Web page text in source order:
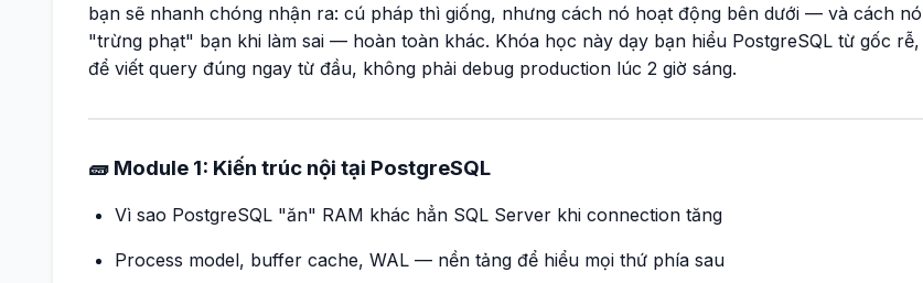
bạn sẽ nhanh chóng nhận ra: cú pháp thì giống, nhưng cách nó hoạt động bên dưới — và cách nó
"trừng phạt" bạn khi làm sai — hoàn toàn khác. Khóa học này dạy bạn hiểu PostgreSQL từ gốc rễ,
để viết query đúng ngay từ đầu, không phải debug production lúc 2 giờ sáng.
🧱 Module 1: Kiến trúc nội tại PostgreSQL
Vì sao PostgreSQL "ăn" RAM khác hẳn SQL Server khi connection tăng
Process model, buffer cache, WAL — nền tảng để hiểu mọi thứ phía sau